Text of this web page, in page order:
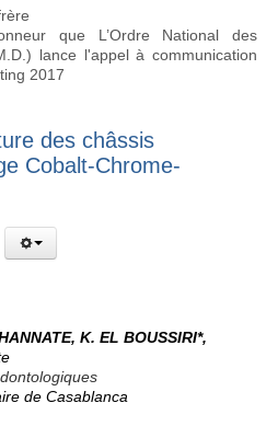
que L’Ordre National des
lance l'appel à communication
2017
des châssis
Cobalt-Chrome-
K. EL BOUSSIRI*,
de Casablanca